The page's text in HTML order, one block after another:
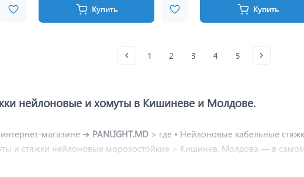
Купить Купить
1 2 3 4 5
нейлоновые и хомуты в Кишиневе и Молдове.
магазине ➔ PANLIGHT.MD > где • Нейлоновые кабельные
и стяжки нейлоновые морозостойкие > Кишинев, Молдова — в